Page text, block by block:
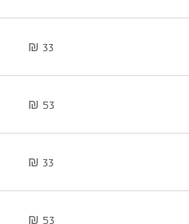
33 ₪
53 ₪
33 ₪
53 ₪